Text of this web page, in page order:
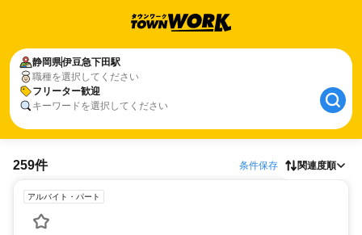
静岡県伊豆急下田駅
職種を選択してください
フリーター歓迎
キーワードを選択してください
259件 条件保存 関連度順
アルバイト・パート